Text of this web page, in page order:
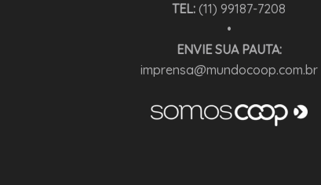
TEL: (11) 99187-7208
•
ENVIE SUA PAUTA:
imprensa@mundocoop.com.br